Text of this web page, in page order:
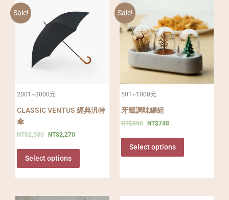
Sale!
2001~3000元
CLASSIC VENTUS 經典汎特
傘
NT$2,580 NT$2,270
Select options
Sale!
501~1000元
牙籤調味罐組
NT$850 NT$748
Select options